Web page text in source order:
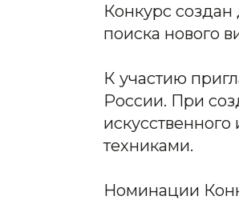
Конкурс
поиска нового
К участию
России. При
техниками.
Номинации